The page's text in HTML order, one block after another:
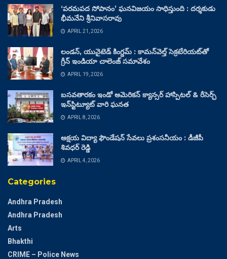
‘పరమపద సోపానం’ ఘనవిజయం సాధిస్తుంది : దర్శకుడు
భీమనేని శ్రీనివాసరావు
APRIL 21, 2026
లండన్, యునైటెడ్ కింగ్డమ్ : కామన్‌వెల్త్ సెక్రటేరియట్‌తో
గ్రీన్ ఇండియా చాలెంజ్ సమావేశం
APRIL 19, 2026
బసవతారకం ఇండో అమెరికన్ క్యాన్సర్ హాస్పిటల్ & రీసెర్చ్
ఇన్‌స్టిట్యూట్ వారి ఘనత
APRIL 8, 2026
అక్షయ విద్యా ఫౌండేషన్ సేవలు ప్రశంసనీయం : డీజీపీ
శివధర్ రెడ్డి
APRIL 4, 2026
Categories
Andhra Pradesh
Andhra Pradesh
Arts
Bhakthi
CRIME – Police News